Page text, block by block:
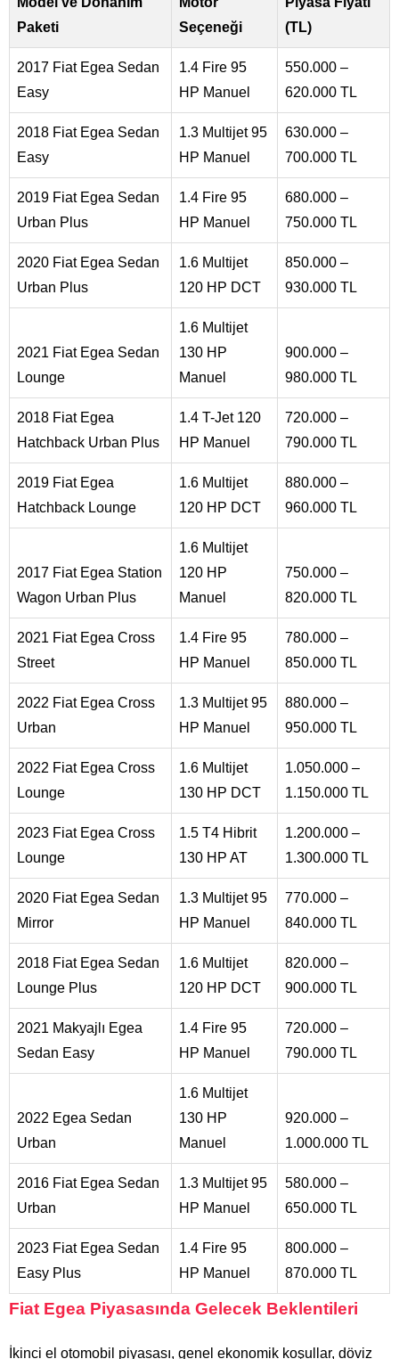
Paketi
Seçeneği
(TL)
2017 Fiat Egea Sedan
Easy
1.4 Fire 95
HP Manuel
550.000 –
620.000 TL
2018 Fiat Egea Sedan
Easy
1.3 Multijet 95
HP Manuel
630.000 –
700.000 TL
2019 Fiat Egea Sedan
Urban Plus
1.4 Fire 95
HP Manuel
680.000 –
750.000 TL
2020 Fiat Egea Sedan
Urban Plus
1.6 Multijet
120 HP DCT
850.000 –
930.000 TL
2021 Fiat Egea Sedan
Lounge
1.6 Multijet
130 HP
Manuel
900.000 –
980.000 TL
2018 Fiat Egea
Hatchback Urban Plus
1.4 T-Jet 120
HP Manuel
720.000 –
790.000 TL
2019 Fiat Egea
Hatchback Lounge
1.6 Multijet
120 HP DCT
880.000 –
960.000 TL
2017 Fiat Egea Station
Wagon Urban Plus
1.6 Multijet
120 HP
Manuel
750.000 –
820.000 TL
2021 Fiat Egea Cross
Street
1.4 Fire 95
HP Manuel
780.000 –
850.000 TL
2022 Fiat Egea Cross
Urban
1.3 Multijet 95
HP Manuel
880.000 –
950.000 TL
2022 Fiat Egea Cross
Lounge
1.6 Multijet
130 HP DCT
1.050.000 –
1.150.000 TL
2023 Fiat Egea Cross
Lounge
1.5 T4 Hibrit
130 HP AT
1.200.000 –
1.300.000 TL
2020 Fiat Egea Sedan
Mirror
1.3 Multijet 95
HP Manuel
770.000 –
840.000 TL
2018 Fiat Egea Sedan
Lounge Plus
1.6 Multijet
120 HP DCT
820.000 –
900.000 TL
2021 Makyajlı Egea
Sedan Easy
1.4 Fire 95
HP Manuel
720.000 –
790.000 TL
2022 Egea Sedan
Urban
1.6 Multijet
130 HP
Manuel
920.000 –
1.000.000 TL
2016 Fiat Egea Sedan
Urban
1.3 Multijet 95
HP Manuel
580.000 –
650.000 TL
2023 Fiat Egea Sedan
Easy Plus
1.4 Fire 95
HP Manuel
800.000 –
870.000 TL
Fiat Egea Piyasasında Gelecek Beklentileri
İkinci el otomobil piyasası, genel ekonomik koşullar, döviz